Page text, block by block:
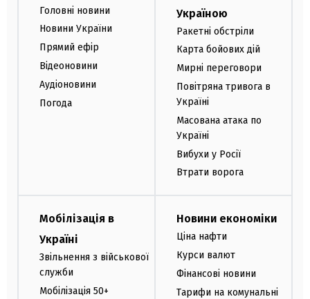
Головні новини
Новини України
Прямий ефір
Відеоновини
Аудіоновини
Погода
Україною
Ракетні обстріли
Карта бойових дій
Мирні переговори
Повітряна тривога в
Україні
Масована атака по
Україні
Вибухи у Росії
Втрати ворога
Мобілізація в
Україні
Звільнення з військової
служби
Мобілізація 50+
Новини економіки
Ціна нафти
Курси валют
Фінансові новини
Тарифи на комунальні